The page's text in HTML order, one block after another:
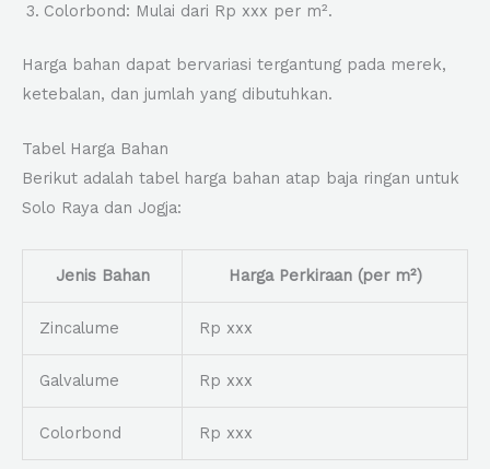
Colorbond: Mulai dari Rp xxx per m².
Harga bahan dapat bervariasi tergantung pada merek,
ketebalan, dan jumlah yang dibutuhkan.
Tabel Harga Bahan
Berikut adalah tabel harga bahan atap baja ringan untuk
Solo Raya dan Jogja:
Jenis Bahan Harga Perkiraan (per m²)
Zincalume Rp xxx
Galvalume Rp xxx
Colorbond Rp xxx